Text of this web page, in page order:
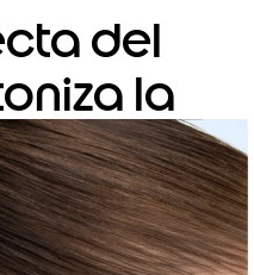
del
la